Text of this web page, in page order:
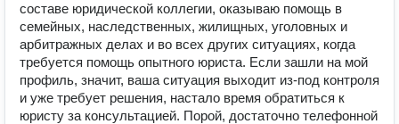
составе юридической коллегии, оказываю помощь в
семейных, наследственных, жилищных, уголовных и
арбитражных делах и во всех других ситуациях, когда
требуется помощь опытного юриста. Если зашли на мой
профиль, значит, ваша ситуация выходит из-под контроля
и уже требует решения, настало время обратиться к
юристу за консультацией. Порой, достаточно телефонной